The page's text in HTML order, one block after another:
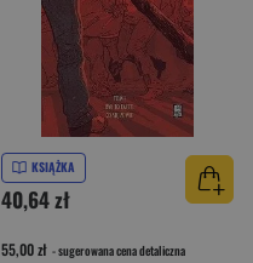
KSIĄŻKA
40,64 zł
55,00 zł - sugerowana cena detaliczna